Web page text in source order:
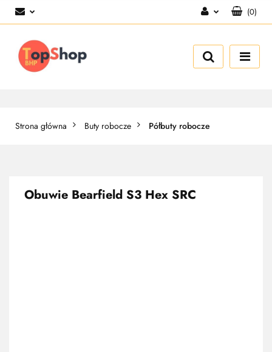
Zarejestruj się
(0)
Strona główna Buty robocze Półbuty robocze
Obuwie Bearfield S3 Hex SRC